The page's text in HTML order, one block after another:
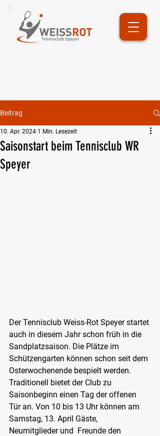
Beitrag
Saisonstart beim Tennisclub WR
Speyer
10. Apr. 2024 1 Min. Lesezeit
Der Tennisclub Weiss-Rot Speyer startet
auch in diesem Jahr schon früh in die
Sandplatzsaison. Die Plätze im
Schützengarten können schon seit dem
Osterwochenende bespielt werden.
Traditionell bietet der Club zu
Saisonbeginn einen Tag der offenen
Tür an. Von 10 bis 13 Uhr können am
Samstag, 13. April Gäste,
Neumitglieder und  Freunde den